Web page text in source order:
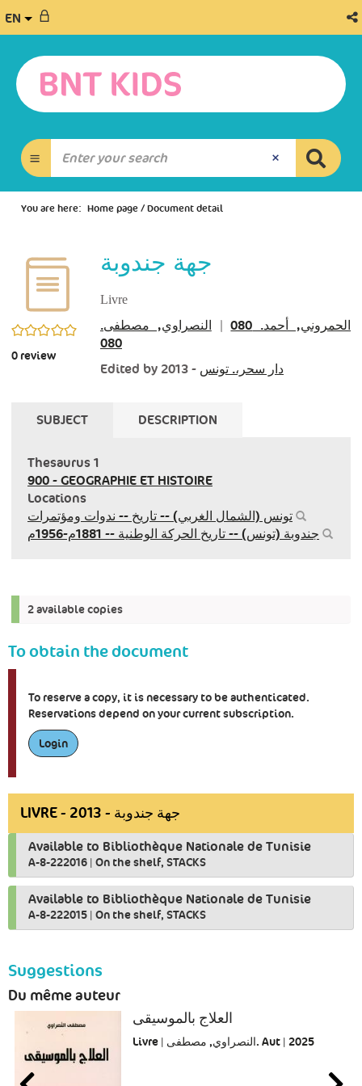
EN
You are here: Home page/Document detail
0/5
0 review
جهة جندوبة
Livre
الحمروني, أحمد‏. 080 | النصراوي, مصطفى.
080
Edited by
دار سحر،. تونس - 2013
SUBJECT DESCRIPTION
Thesaurus 1
900 - GEOGRAPHIE ET HISTOIRE
Locations
تونس (الشمال الغربي) -- تاريخ -- ندوات ومؤتمرات
جندوبة (تونس) -- تاريخ الحركة الوطنية -- 1881م-1956م
2 available copies
To obtain the document
To reserve a copy, it is necessary to be authenticated.
Reservations depend on your current subscription.
Login
LIVRE - 2013 - جهة جندوبة
Available to Bibliothèque Nationale de Tunisie
A-8-222016 | On the shelf, STACKS
Available to Bibliothèque Nationale de Tunisie
A-8-222015 | On the shelf, STACKS
Suggestions
Du même auteur
العلاج بالموسيقى
Livre | النصراوي, مصطفى. Aut | 2025